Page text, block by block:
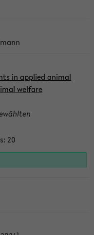
in applied animal
welfare
20